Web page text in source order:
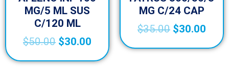
MG/5 ML SUS
C/120 ML
$50.00 $30.00
MG C/24 CAP
$35.00 $30.00